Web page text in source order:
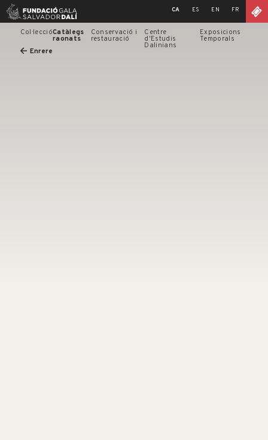
Skip
CA ES EN FR
Col·leccióCatàlegs
raonats
Conservació i
restauració
Centre
d'Estudis
Dalinians
Exposicions
Temporals
Enrere